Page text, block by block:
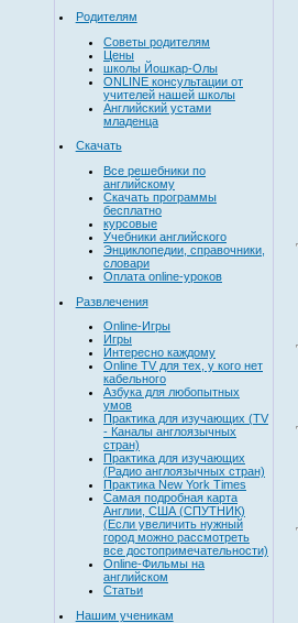
Родителям
Советы родителям
Цены
школы Йошкар-Олы
ONLINE консультации от
учителей нашей школы
Английский устами
младенца
Скачать
Все решебники по
английскому
Скачать программы
бесплатно
курсовые
Учебники английского
Энциклопедии, справочники,
словари
Оплата online-уроков
Развлечения
Online-Игры
Игры
Интересно каждому
Online TV для тех, у кого нет
кабельного
Азбука для любопытных
умов
Практика для изучающих (TV
- Каналы англоязычных
стран)
Практика для изучающих
(Радио англоязычных стран)
Практика New York Times
Самая подробная карта
Англии, США (СПУТНИК)
(Если увеличить нужный
город можно рассмотреть
все достопримечательности)
Online-Фильмы на
английском
Статьи
Нашим ученикам